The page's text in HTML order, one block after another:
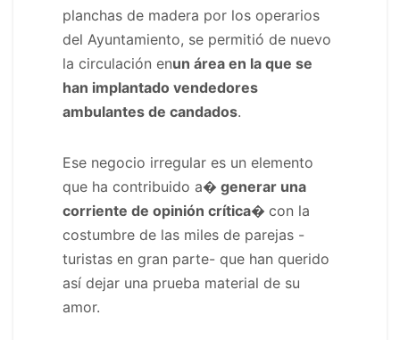
planchas de madera por los operarios
del Ayuntamiento, se permitió de nuevo
la circulación enun área en la que se
han implantado vendedores
ambulantes de candados.
Ese negocio irregular es un elemento
que ha contribuido a� generar una
corriente de opinión crítica� con la
costumbre de las miles de parejas -
turistas en gran parte- que han querido
así dejar una prueba material de su
amor.